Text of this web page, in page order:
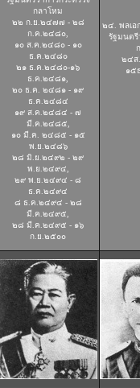
กลาโหม
๒๒ ก.ย.๒๔๗๗ - ๒๘
ก.ค.๒๔๘๐,
๑๐ ส.ค.๒๔๘๐ - ๑๐
ธ.ค.๒๔๘๐
๒๑ ธ.ค.๒๔๘๐-๑๖
ธ.ค.๒๔๘๑,
๒๐ ธ.ค. ๒๔๘๑ - ๑๙
ธ.ค.๒๔๘๔
๑๙ ส.ค.๒๔๘๔ - ๗
มี.ค.๒๔๘๕,
๑๐ มี.ค. ๒๔๘๕ - ๑๕
พ.ย.๒๔๘๖
๒๘ มิ.ย.๒๔๙๒ - ๒๙
พ.ย.๒๔๙๔,
๒๙ พ.ย.๒๔๙๔ - ๘
ธ.ค.๒๔๙๔
๘ ธ.ค.๒๔๙๔ - ๒๘
มี.ค.๒๔๙๕,
๒๘ มี.ค.๒๔๙๕ - ๑๖
ก.ย.๒๕๐๐
๒๔. พลเอ
รัฐมนตรี
๒๔ส
๑๕